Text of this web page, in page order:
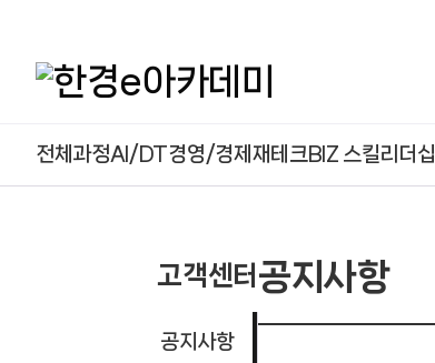
전체과정AI/DT경영/경제 재테크BIZ 스킬리더십
고객센터
공지사항
공지사항